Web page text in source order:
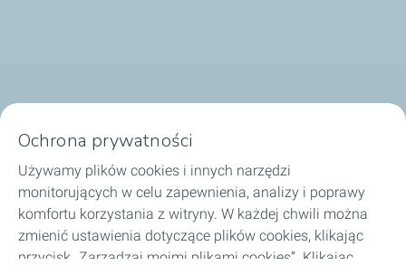
Dobierz olej
Porady i wskazówki
O TotalEnergies
Ochrona prywatności
Używamy plików cookies i innych narzędzi
monitorujących w celu zapewnienia, analizy i poprawy
komfortu korzystania z witryny. W każdej chwili można
zmienić ustawienia dotyczące plików cookies, klikając
przycisk „Zarządzaj moimi plikami cookies”. Klikając